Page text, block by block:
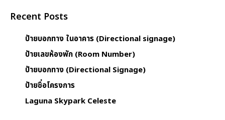
Recent Posts
ป้ายบอกทาง ในอาคาร (Directional signage)
ป้ายเลขห้องพัก (Room Number)
ป้ายบอกทาง (Directional Signage)
ป้ายชื่อโครงการ
Laguna Skypark Celeste